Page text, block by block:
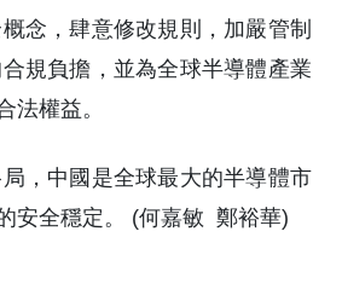
念，肆意修改規則，加嚴管制
規負擔，並為全球半導體產業
法權益。
，中國是全球最大的半導體市
安全穩定。 (何嘉敏 鄭裕華)